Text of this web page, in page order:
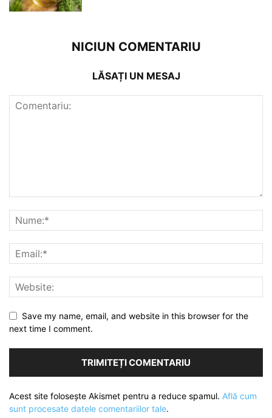
NICIUN COMENTARIU
LĂSAȚI UN MESAJ
Save my name, email, and website in this browser for the
next time I comment.
Acest site folosește Akismet pentru a reduce spamul. Află cum
sunt procesate datele comentariilor tale.